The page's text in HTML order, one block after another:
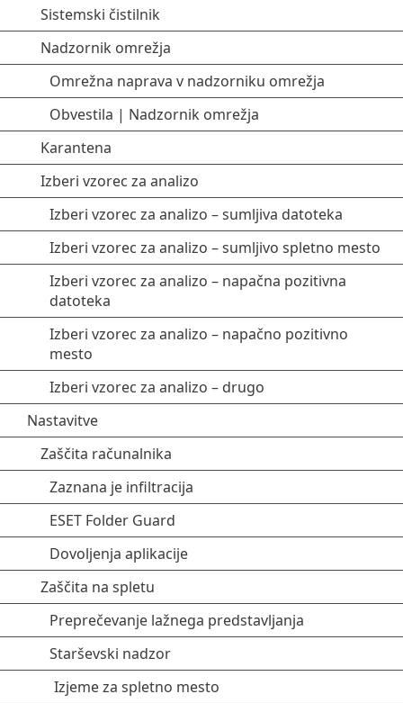
Sistemski čistilnik
Nadzornik omrežja
Omrežna naprava v nadzorniku omrežja
Obvestila | Nadzornik omrežja
Karantena
Izberi vzorec za analizo
Izberi vzorec za analizo – sumljiva datoteka
Izberi vzorec za analizo – sumljivo spletno mesto
Izberi vzorec za analizo – napačna pozitivna
datoteka
Izberi vzorec za analizo – napačno pozitivno
mesto
Izberi vzorec za analizo – drugo
Nastavitve
Zaščita računalnika
Zaznana je infiltracija
ESET Folder Guard
Dovoljenja aplikacije
Zaščita na spletu
Preprečevanje lažnega predstavljanja
Starševski nadzor
Izjeme za spletno mesto